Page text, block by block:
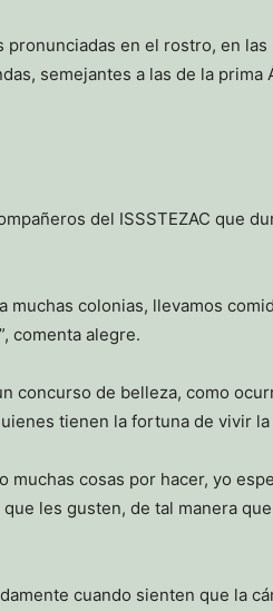
en el rostro, en
semejantes a las de la
del ISSSTEZAC que
colonias, llevamos
comenta alegre.
concurso de belleza, como
tienen la fortuna de vivir
muchas cosas por hacer, yo
les gusten, de tal manera
cuando sienten que la